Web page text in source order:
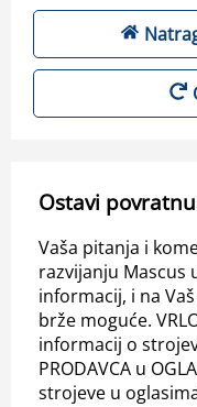
Ostavi
Vaša pitanja i
razvijanju Mascus
informacij, i na
brže moguće.
informacij o
PRODAVCA u
strojeve u